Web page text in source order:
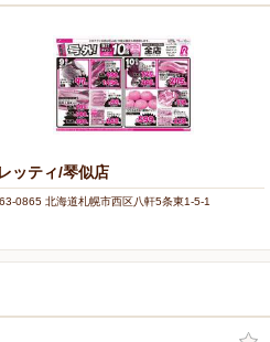
ッティ/琴似店
0865 北海道札幌市西区八軒5条東1-5-1